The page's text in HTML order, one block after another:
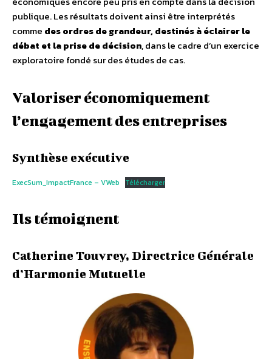
publique. Les résultats doivent ainsi être interprétés
comme des ordres de grandeur, destinés à éclairer le
débat et la prise de décision, dans le cadre d’un exercice
exploratoire fondé sur des études de cas.
Valoriser économiquement
l’engagement des entreprises
Synthèse exécutive
ExecSum_ImpactFrance – VWeb Télécharger
Ils témoignent
Catherine Touvrey, Directrice Générale
d’Harmonie Mutuelle